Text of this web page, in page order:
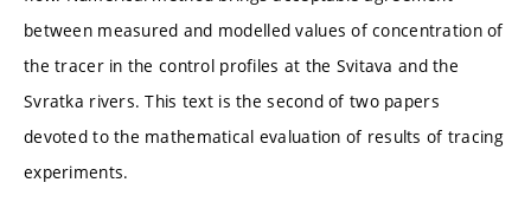
between measured and modelled values of concentration of
the tracer in the control profiles at the Svitava and the
Svratka rivers. This text is the second of two papers
devoted to the mathematical evaluation of results of tracing
experiments.